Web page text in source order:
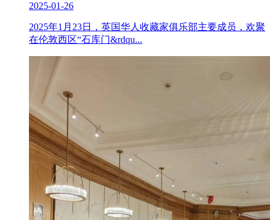
2025-01-26
2025年1月23日，英国华人收藏家俱乐部主要成员，欢聚
在伦敦西区“石库门&rdqu...